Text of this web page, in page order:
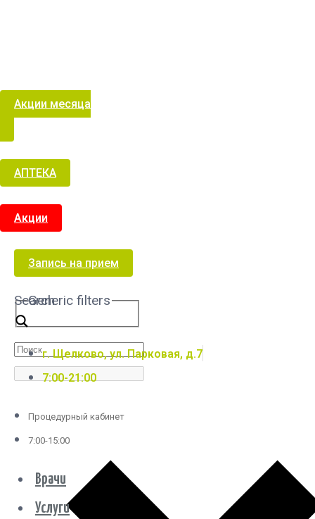
Акции месяца
АПТЕКА
Акции
Запись на прием
Search
Generic filters
г. Щелково, ул. Парковая, д.7
7:00-21:00
Процедурный кабинет
7:00-15:00
Врачи
Услуги